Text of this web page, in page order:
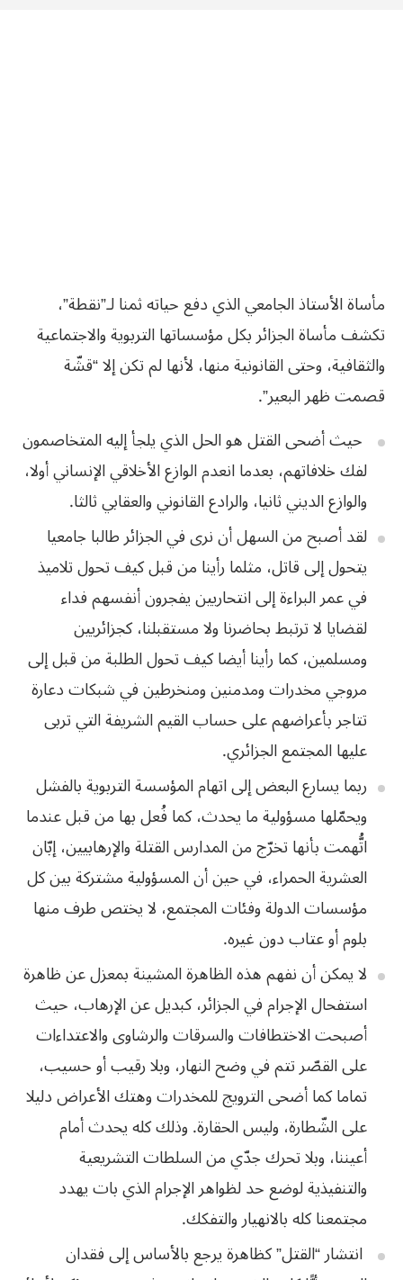
مأساة الأستاذ الجامعي الذي دفع حياته ثمنا لـ”نقطة”،
تكشف مأساة الجزائر بكل مؤسساتها التربوية والاجتماعية
والثقافية، وحتى القانونية منها، لأنها لم تكن إلا “قشّة
قصمت ظهر البعير”.
حيث أضحى القتل هو الحل الذي يلجأ إليه المتخاصمون
لفك خلافاتهم، بعدما انعدم الوازع الأخلاقي الإنساني أولا،
والوازع الديني ثانيا، والرادع القانوني والعقابي ثالثا.
لقد أصبح من السهل أن نرى في الجزائر طالبا جامعيا
يتحول إلى قاتل، مثلما رأينا من قبل كيف تحول تلاميذ
في عمر البراءة إلى انتحاريين يفجرون أنفسهم فداء
لقضايا لا ترتبط بحاضرنا ولا مستقبلنا، كجزائريين
ومسلمين، كما رأينا أيضا كيف تحول الطلبة من قبل إلى
مروجي مخدرات ومدمنين ومنخرطين في شبكات دعارة
تتاجر بأعراضهم على حساب القيم الشريفة التي تربى
عليها المجتمع الجزائري.
ربما يسارع البعض إلى اتهام المؤسسة التربوية بالفشل
ويحمّلها مسؤولية ما يحدث، كما فُعل بها من قبل عندما
اتُّهمت بأنها تخرّج من المدارس القتلة والإرهابيين، إبّان
العشرية الحمراء، في حين أن المسؤولية مشتركة بين كل
مؤسسات الدولة وفئات المجتمع، لا يختص طرف منها
بلوم أو عتاب دون غيره.
لا يمكن أن نفهم هذه الظاهرة المشينة بمعزل عن ظاهرة
استفحال الإجرام في الجزائر، كبديل عن الإرهاب، حيث
أصبحت الاختطافات والسرقات والرشاوى والاعتداءات
على القصّر تتم في وضح النهار، وبلا رقيب أو حسيب،
تماما كما أضحى الترويج للمخدرات وهتك الأعراض دليلا
على الشّطارة، وليس الحقارة. وذلك كله يحدث أمام
أعيننا، وبلا تحرك جدّي من السلطات التشريعية
والتنفيذية لوضع حد لظواهر الإجرام الذي بات يهدد
مجتمعنا كله بالانهيار والتفكك.
انتشار “القتل” كظاهرة يرجع بالأساس إلى فقدان